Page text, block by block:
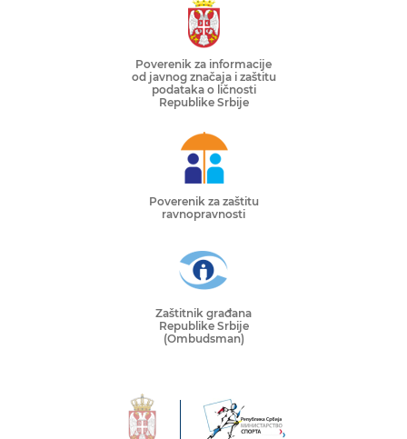
Poverenik za informacije
od javnog značaja i zaštitu
podataka o ličnosti
Republike Srbije
Poverenik za zaštitu
ravnopravnosti
Zaštitnik građana
Republike Srbije
(Ombudsman)